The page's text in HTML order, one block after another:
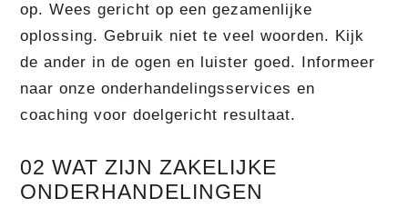
op. Wees gericht op een gezamenlijke
oplossing. Gebruik niet te veel woorden. Kijk
de ander in de ogen en luister goed. Informeer
naar onze onderhandelingsservices en
coaching voor doelgericht resultaat.
02 WAT ZIJN ZAKELIJKE
ONDERHANDELINGEN